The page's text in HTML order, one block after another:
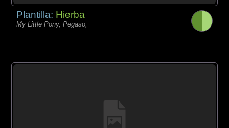
Plantilla: Hierba
My Little Pony, Pegaso,